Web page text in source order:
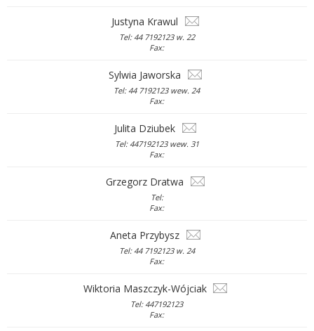
Justyna Krawul
Tel: 44 7192123 w. 22
Fax:
Sylwia Jaworska
Tel: 44 7192123 wew. 24
Fax:
Julita Dziubek
Tel: 447192123 wew. 31
Fax:
Grzegorz Dratwa
Tel:
Fax:
Aneta Przybysz
Tel: 44 7192123 w. 24
Fax:
Wiktoria Maszczyk-Wójciak
Tel: 447192123
Fax: